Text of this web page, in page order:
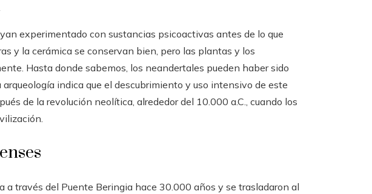
experimentado con sustancias psicoactivas antes de lo que
y la cerámica se conservan bien, pero las plantas y los
Hasta donde sabemos, los neandertales pueden haber sido
indica que el descubrimiento y uso intensivo de este
de la revolución neolítica, alrededor del 10.000 a.C., cuando los
a través del Puente Beringia hace 30.000 años y se trasladaron al